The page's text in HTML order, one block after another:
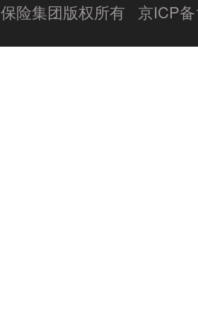
保险集团版权所有
京ICP